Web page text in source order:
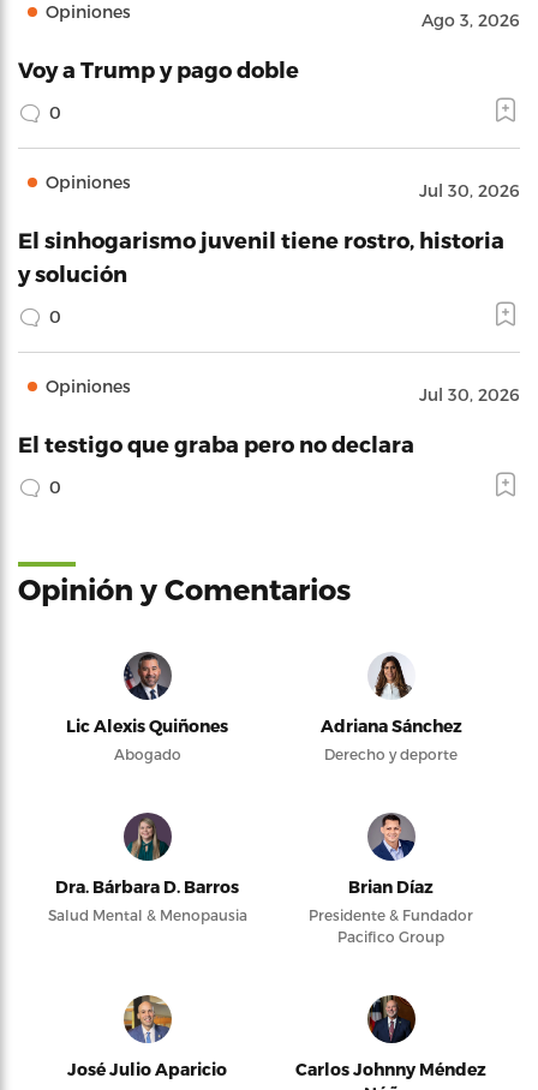
Opiniones Ago 3, 2026
Voy a Trump y pago doble
0
Opiniones Jul 30, 2026
El sinhogarismo juvenil tiene rostro, historia
y solución
0
Opiniones Jul 30, 2026
El testigo que graba pero no declara
0
Opinión y Comentarios
Lic Alexis Quiñones
Abogado
Adriana Sánchez
Derecho y deporte
Dra. Bárbara D. Barros
Salud Mental & Menopausia
Brian Díaz
Presidente & Fundador
Pacifico Group
José Julio Aparicio
Carlos Johnny Méndez